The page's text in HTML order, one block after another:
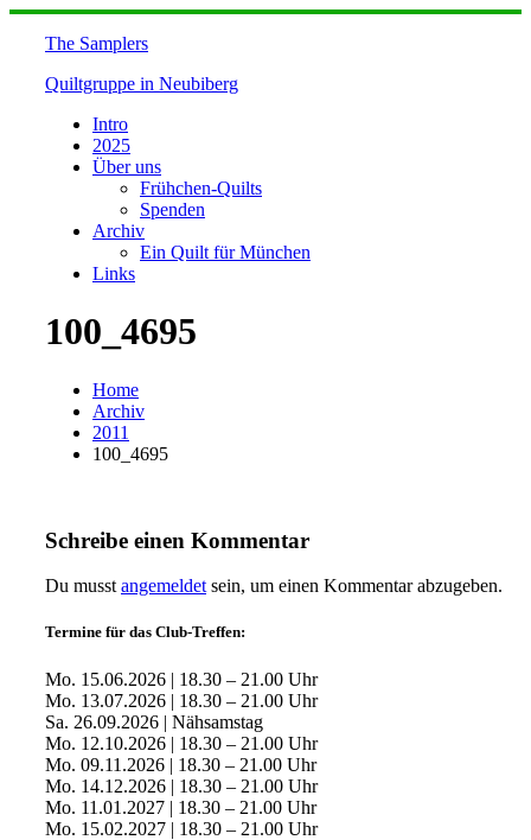
Skip
The Samplers
Quiltgruppe in Neubiberg
Intro
2025
Über uns
Frühchen-Quilts
Spenden
Archiv
Ein Quilt für München
Links
100_4695
Home
Archiv
2011
100_4695
Schreibe einen Kommentar
Du musst angemeldet sein, um einen Kommentar abzugeben.
Termine für das Club-Treffen:
Mo. 15.06.2026 | 18.30 – 21.00 Uhr
Mo. 13.07.2026 | 18.30 – 21.00 Uhr
Sa. 26.09.2026 | Nähsamstag
Mo. 12.10.2026 | 18.30 – 21.00 Uhr
Mo. 09.11.2026 | 18.30 – 21.00 Uhr
Mo. 14.12.2026 | 18.30 – 21.00 Uhr
Mo. 11.01.2027 | 18.30 – 21.00 Uhr
Mo. 15.02.2027 | 18.30 – 21.00 Uhr